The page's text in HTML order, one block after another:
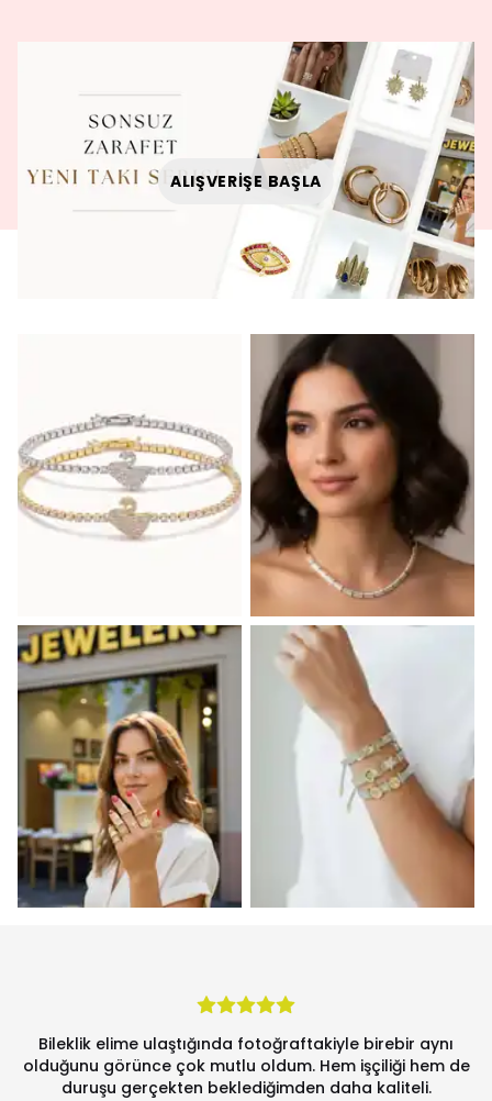
ALIŞVERİŞE BAŞLA
Bileklik elime ulaştığında fotoğraftakiyle birebir aynı
olduğunu görünce çok mutlu oldum. Hem işçiliği hem de
duruşu gerçekten beklediğimden daha kaliteli.